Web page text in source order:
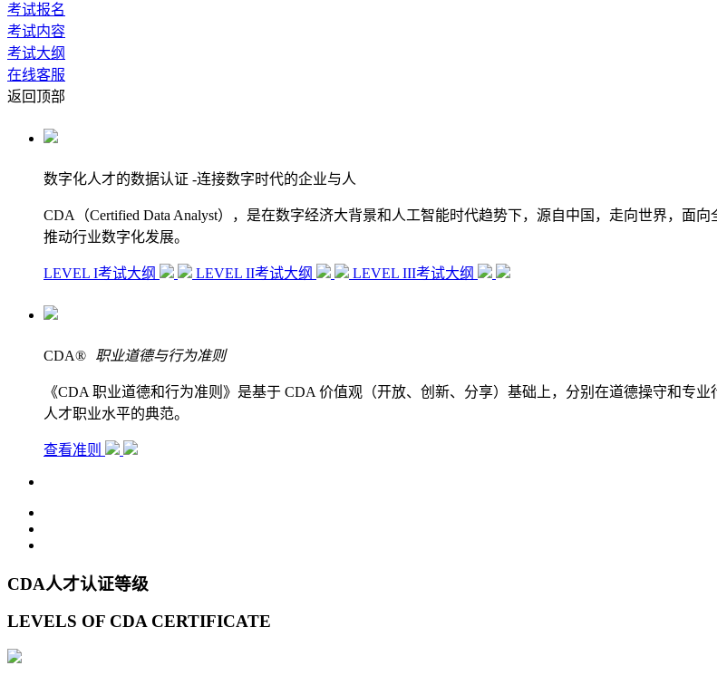
考试报名
考试内容
考试大纲
在线客服
返回顶部
数字化人才的数据认证 -连接数字时代的企业与人
CDA（Certified Data Analyst），是在数字经济大背景和人工智能时代趋势下，源自中国，走向世界，面
推动行业数字化发展。
LEVEL I考试大纲 LEVEL II考试大纲 LEVEL III考试大纲
CDA® 职业道德与行为准则
《CDA 职业道德和行为准则》是基于 CDA 价值观（开放、创新、分享）基础上，分别在道德操守和专
人才职业水平的典范。
查看准则
CDA人才认证等级
LEVELS OF CDA CERTIFICATE